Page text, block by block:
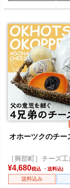
オホーツクのチー
［興部町］チーズ
¥4,680税込
送料込み